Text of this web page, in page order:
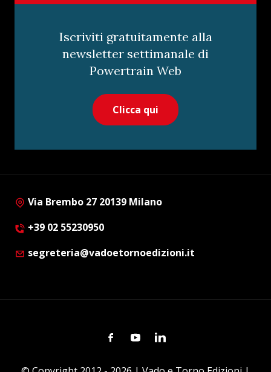
Iscriviti gratuitamente alla
newsletter settimanale di
Powertrain Web
Clicca qui
Via Brembo 27 20139 Milano
+39 02 55230950
segreteria@vadoetornoedizioni.it
FacebookYoutubeLinkedin